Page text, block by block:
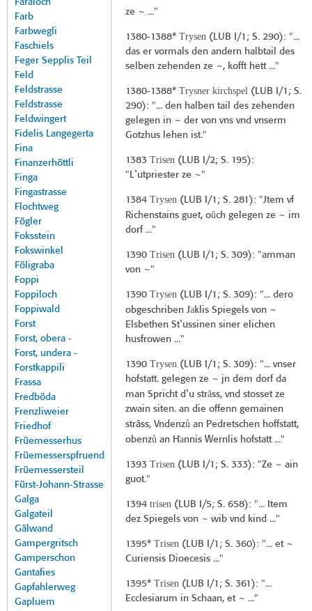
Faraloch
Farb
Farbwegli
Faschiels
Feger Sepplis Teil
Feld
Feldstrasse
Feldstrasse
Feldwingert
Fidelis Langegerta
Fina
Finanzerhöttli
Finga
Fingastrasse
Flochtweg
Fögler
Foksstein
Fokswinkel
Föligraba
Foppi
Foppiloch
Foppiwald
Forst
Forst, obera -
Forst, undera -
Forstkappili
Frassa
Fredböda
Frenzliweier
Friedhof
Früemesserhus
Früemesserspfruend
Früemessersteil
Fürst-Johann-Strasse
Galga
Galgateil
Gälwand
Gampergritsch
Gamperschon
Gantafies
Gapfahlerweg
Gapluem
ze ~ ..."
1380-1388* Trysen( LUB I/1 ; S. 290): "...
das er vormals den andern halbtail des
selben zehenden ze ~, kofft hett ..."
1380-1388* Trysner kirchspel( LUB I/1 ; S.
290): "... den halben tail des zehenden
gelegen in ~ der von vns vnd vnserm
Gotzhus lehen ist."
1383 Trisen( LUB I/2; S. 195):
"L`utpriester ze ~"
1384 Trysen( LUB I/1 ; S. 281): "Jtem vf
Richenstains guet, oǔch gelegen ze ~ im
dorf ..."
1390 Trisen( LUB I/1 ; S. 309): "amman
von ~"
1390 Trysen( LUB I/1 ; S. 309): "... dero
obgeschriben J̇aklis Spiegels von ~
Elsbethen St`ussinen siner elichen
husfrowen ..."
1390 Trysen( LUB I/1 ; S. 309): "... vnser
hofstatt. gelegen ze ~ jn dem dorf da
man Spricht d`u strǎss, vnd stosset ze
zwain siten. an die offenn gemainen
strâss, Vndenzůan Pedretschen hoffstatt,
obenzůan Ḣannis Wernlis hofstatt ..."
1393 Trisen( LUB I/1 ; S. 333): "Ze ~ ain
guot."
1394 trisen( LUB I/5; S. 658): "... Item
dez Spiegels von ~ wib vnd kind ..."
1395* Trisen( LUB I/1 ; S. 360): "... et ~
Curiensis Dioecesis ..."
1395* Trisen( LUB I/1 ; S. 361): "...
Ecclesiarum in Schaan, et ~ ..."